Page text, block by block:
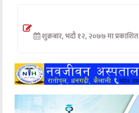
अन्तर्वार्ता
खेलकुद
मनोरञ्जन
अन्य
शुक्रबार, भदौ १२, २०७७ मा प्रकाशित